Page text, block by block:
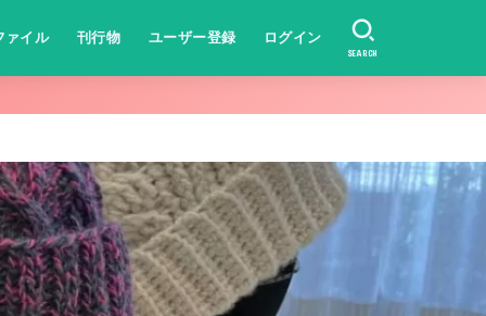
ァイル 刊行物 ユーザー登録 ログイン
SEARCH